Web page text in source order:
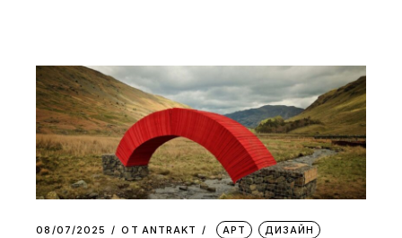
08/07/2025 ОТ АNTRAKT АРТ ДИЗАЙН